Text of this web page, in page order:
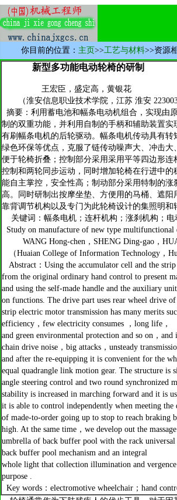
你目前的位置： 主页>>工艺与材料>>资源
新型多功能电动轮椅的研制
王宏臣，盛定高，黄银花
（淮安信息职业技术学院，江苏 淮安 223003
摘要：利用蓄电池和幅条电动机组合，实现由
制的双重功能，并利用自制的手柄和辅助装置
有刷幅条电机的后轮驱动。幅条电机传动具有转
绿色环保等优点，克服了链传动噪声大、冲击
便于轮椅折叠；控制部分采用采用平等四边形
控制和两轮同步运动，同时增加轮椅在行进中
能自主掌控，安全性高；制动部分采用特制的
高。同时研制出按摩坐垫、方便用的马桶、遮阳
靠背调节机构以及专门为此轮椅设计的集照明和
关键词：幅条电机；连杆机构；涨刹机构；电
Study on manufacture of new type multifunctional
WANG Hong-chen，SHENG Ding-gao，
（Huaian College of Information Technology，
Abstract：Using the accumulator cell and the
from the original ordinary hand control to present
and using the self-made handle and the auxiliary
on functions. The drive part uses rear wheel drive
strip electric motor transmission has many merits
efficiency，few electricity consumes ，long life，
and green environmental protection and so on，
chain drive noise，big attacks，unsteady
and after the re-equipping it is convenient for the
equal quadrangle link motion gear. The structure is
angle steering control and two round synchronized
stability is increased in marching forward and it is
it is able to control independently when meeting
of made-to-order going up to stop to reach braking
high. At the same time，we develop out the
umbrella of back buffer pool with the rack universal
back buffer pool mechanism and an integral
whole light that collection illumination and
purpose .
Key words：electromotive wheelchair；hand